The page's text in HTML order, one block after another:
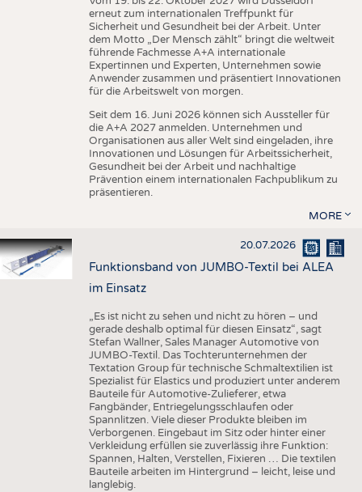
erneut zum internationalen Treffpunkt für
Sicherheit und Gesundheit bei der Arbeit. Unter
dem Motto „Der Mensch zählt“ bringt die weltweit
führende Fachmesse A+A internationale
Expertinnen und Experten, Unternehmen sowie
Anwender zusammen und präsentiert Innovationen
für die Arbeitswelt von morgen.
Seit dem 16. Juni 2026 können sich Aussteller für
die A+A 2027 anmelden. Unternehmen und
Organisationen aus aller Welt sind eingeladen, ihre
Innovationen und Lösungen für Arbeitssicherheit,
Gesundheit bei der Arbeit und nachhaltige
Prävention einem internationalen Fachpublikum zu
präsentieren.
MORE
20.07.2026
Funktionsband von JUMBO-Textil bei ALEA
im Einsatz
„Es ist nicht zu sehen und nicht zu hören – und
gerade deshalb optimal für diesen Einsatz“, sagt
Stefan Wallner, Sales Manager Automotive von
JUMBO-Textil. Das Tochterunternehmen der
Textation Group für technische Schmaltextilien ist
Spezialist für Elastics und produziert unter anderem
Bauteile für Automotive-Zulieferer, etwa
Fangbänder, Entriegelungsschlaufen oder
Spannlitzen. Viele dieser Produkte bleiben im
Verborgenen. Eingebaut im Sitz oder hinter einer
Verkleidung erfüllen sie zuverlässig ihre Funktion:
Spannen, Halten, Verstellen, Fixieren … Die textilen
Bauteile arbeiten im Hintergrund – leicht, leise und
langlebig.